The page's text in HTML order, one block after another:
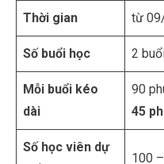
Thời gian từ
Số buổi học 2
Mỗi buổi kéo
dài
90
45
Số học viên dự
100